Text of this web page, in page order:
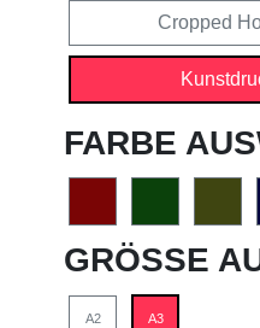
Cropped
FARBE
GRÖSSE
A2 A3